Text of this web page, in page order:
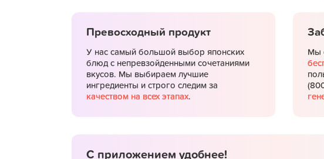
Превосходный продукт
У нас самый большой выбор японских
блюд с непревзойденными сочетаниями
вкусов. Мы выбираем лучшие
ингредиенты и строго следим за
качеством на всех этапах.
Мы
С приложением удобнее!